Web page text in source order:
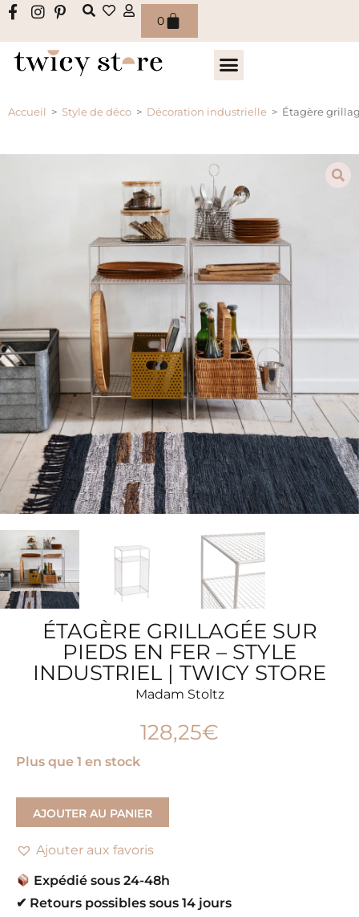
0
Accueil > Style de déco > Décoration industrielle > Étagère
ÉTAGÈRE GRILLAGÉE SUR
PIEDS EN FER – STYLE
INDUSTRIEL | TWICY STORE
Madam Stoltz
128,25€
Plus que 1 en stock
AJOUTER AU PANIER
Ajouter aux favoris
Expédié sous 24-48h
✔ Retours possibles sous 14 jours